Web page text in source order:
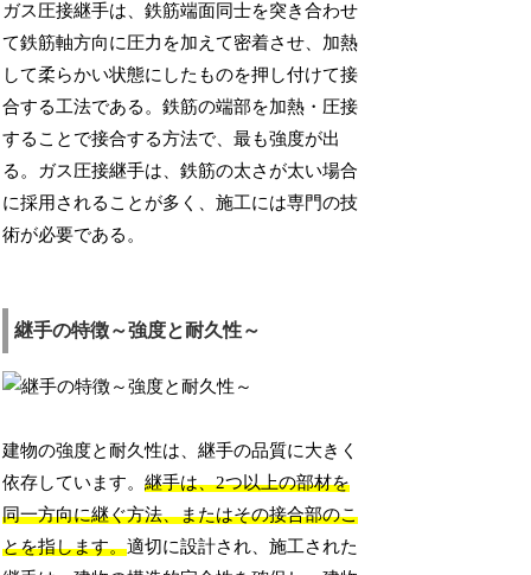
ガス圧接継手は、鉄筋端面同士を突き合わせ
て鉄筋軸方向に圧力を加えて密着させ、加熱
して柔らかい状態にしたものを押し付けて接
合する工法である。鉄筋の端部を加熱・圧接
することで接合する方法で、最も強度が出
る。ガス圧接継手は、鉄筋の太さが太い場合
に採用されることが多く、施工には専門の技
術が必要である。
継手の特徴～強度と耐久性～
建物の強度と耐久性は、継手の品質に大きく
依存しています。継手は、2つ以上の部材を
同一方向に継ぐ方法、またはその接合部のこ
とを指します。適切に設計され、施工された